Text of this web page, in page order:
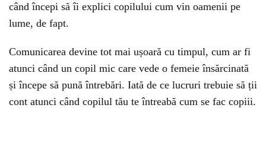
când începi să îi explici copilului cum vin oamenii pe
lume, de fapt.
Comunicarea devine tot mai ușoară cu timpul, cum ar fi
atunci când un copil mic care vede o femeie însărcinată
și începe să pună întrebări. Iată de ce lucruri trebuie să ții
cont atunci când copilul tău te întreabă cum se fac copiii.